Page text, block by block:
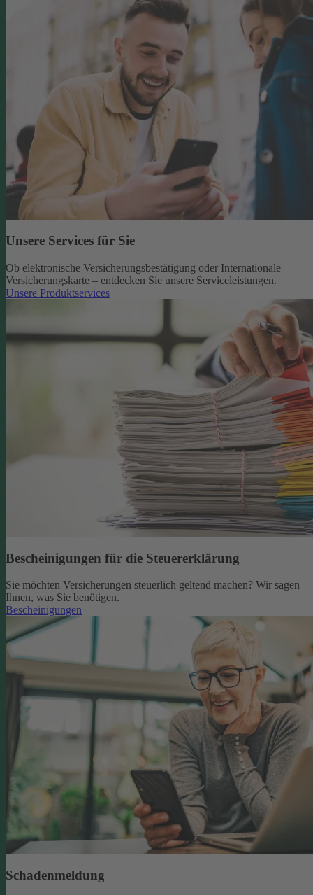
Unsere Services für Sie
Ob elektronische Versicherungsbestätigung oder Internationale
Versicherungskarte – entdecken Sie unsere Serviceleistungen.
Unsere Produktservices
Bescheinigungen für die Steuererklärung
Sie möchten Versicherungen steuerlich geltend machen? Wir sagen
Ihnen, was Sie benötigen.
Bescheinigungen
Schadenmeldung